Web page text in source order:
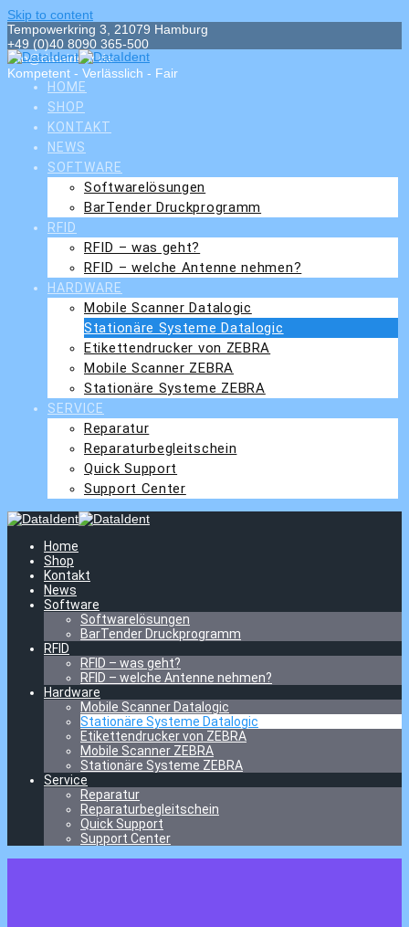
Skip to content
Tempowerkring 3, 21079 Hamburg
+49 (0)40 8090 365-500
info@dataident.de
Kompetent - Verlässlich - Fair
HOME
SHOP
KONTAKT
NEWS
SOFTWARE
Softwarelösungen
BarTender Druckprogramm
RFID
RFID – was geht?
RFID – welche Antenne nehmen?
HARDWARE
Mobile Scanner Datalogic
Stationäre Systeme Datalogic
Etikettendrucker von ZEBRA
Mobile Scanner ZEBRA
Stationäre Systeme ZEBRA
SERVICE
Reparatur
Reparaturbegleitschein
Quick Support
Support Center
Home
Shop
Kontakt
News
Software
Softwarelösungen
BarTender Druckprogramm
RFID
RFID – was geht?
RFID – welche Antenne nehmen?
Hardware
Mobile Scanner Datalogic
Stationäre Systeme Datalogic
Etikettendrucker von ZEBRA
Mobile Scanner ZEBRA
Stationäre Systeme ZEBRA
Service
Reparatur
Reparaturbegleitschein
Quick Support
Support Center